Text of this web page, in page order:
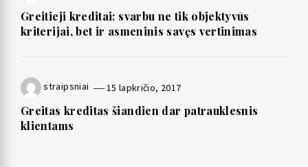
Greitieji kreditai: svarbu ne tik objektyvūs
kriterijai, bet ir asmeninis savęs vertinimas
straipsniai 15 lapkričio, 2017
Greitas kreditas šiandien dar patrauklesnis
klientams